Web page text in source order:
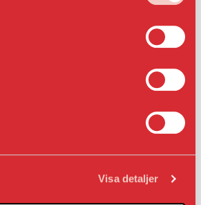
Visa detaljer